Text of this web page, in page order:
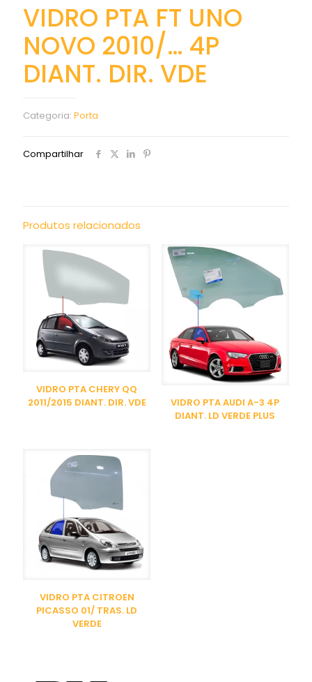
VIDRO PTA FT UNO
NOVO 2010/… 4P
DIANT. DIR. VDE
Categoria: Porta
Compartilhar
Produtos relacionados
VIDRO PTA CHERY QQ
2011/2015 DIANT. DIR. VDE
VIDRO PTA AUDI A-3 4P
DIANT. LD VERDE PLUS
VIDRO PTA CITROEN
PICASSO 01/ TRAS. LD
VERDE